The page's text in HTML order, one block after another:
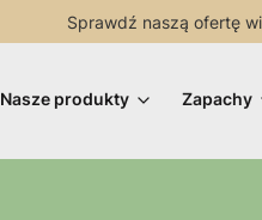
Sprawdź naszą ofertę
Nasze produkty Zapachy